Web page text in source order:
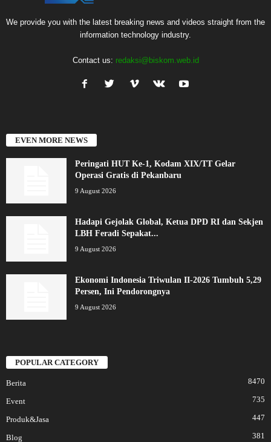
We provide you with the latest breaking news and videos straight from the
information technology industry.
Contact us: redaksi@biskom.web.id
EVEN MORE NEWS
Peringati HUT Ke-1, Kodam XIX/TT Gelar
Operasi Gratis di Pekanbaru
9 August 2026
Hadapi Gejolak Global, Ketua DPD RI dan Sekjen
LBH Feradi Sepakat...
9 August 2026
Ekonomi Indonesia Triwulan II-2026 Tumbuh 5,29
Persen, Ini Pendorongnya
9 August 2026
POPULAR CATEGORY
Berita 8470
Event 735
Produk&Jasa 447
Blog 381